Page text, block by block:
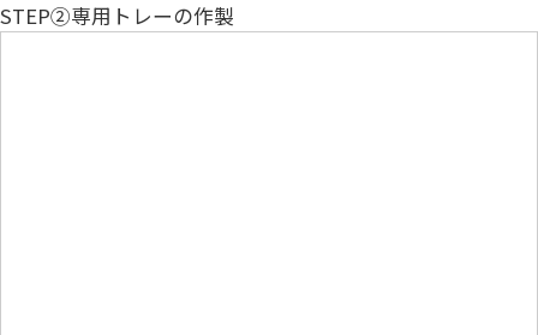
STEP②専用トレーの作製